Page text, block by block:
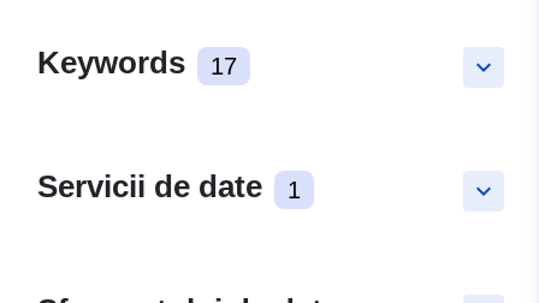
keyboard_arrow_down
Keywords 17
keyboard_arrow_down
Servicii de date 1